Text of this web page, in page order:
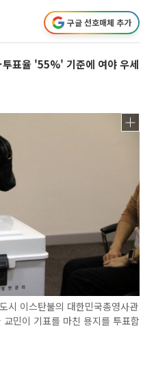
구글 선호매체 추가
표율 '55%' 기준에 여야 우세
이스탄불의 대한민국총영사관
민이 기표를 마친 용지를 투표함